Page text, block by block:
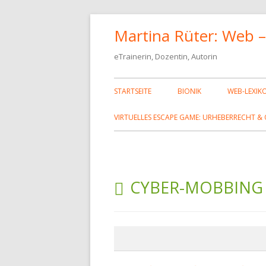
Martina Rüter: Web
eTrainerin, Dozentin, Autorin
Primäres
Menü
STARTSEITE BIONIK WEB-
HTML-
VIRTUELLES ESCAPE GAME: URHEBERRECHT &
SCHLAGWORT:
CYBER-MOBBING